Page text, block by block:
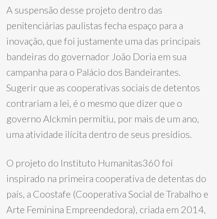
A suspensão desse projeto dentro das
penitenciárias paulistas fecha espaço para a
inovação, que foi justamente uma das principais
bandeiras do governador João Doria em sua
campanha para o Palácio dos Bandeirantes.
Sugerir que as cooperativas sociais de detentos
contrariam a lei, é o mesmo que dizer que o
governo Alckmin permitiu, por mais de um ano,
uma atividade ilícita dentro de seus presídios.
O projeto do Instituto Humanitas360 foi
inspirado na primeira cooperativa de detentas do
país, a Coostafe (Cooperativa Social de Trabalho e
Arte Feminina Empreendedora), criada em 2014,